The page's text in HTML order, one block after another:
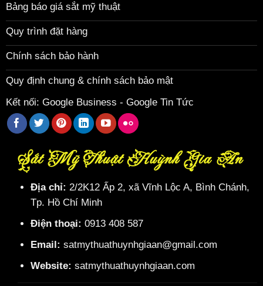
Bảng báo giá sắt mỹ thuật
Quy trình đặt hàng
Chính sách bảo hành
Quy định chung & chính sách bảo mật
Kết nối: Google Business - Google Tin Tức
Sắt Mỹ Thuật Huỳnh Gia An
Địa chỉ: 2/2K12 Ấp 2, xã Vĩnh Lộc A, Bình Chánh,
Tp. Hồ Chí Minh
Điện thoại: 0913 408 587
Email: satmythuathuynhgiaan@gmail.com
Website: satmythuathuynhgiaan.com